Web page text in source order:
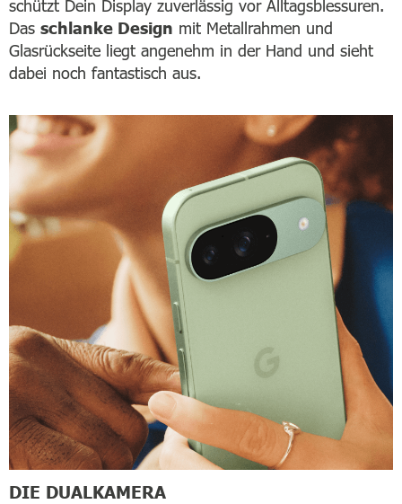
schützt Dein Display zuverlässig vor Alltagsblessuren.
Das schlanke Design mit Metallrahmen und
Glasrückseite liegt angenehm in der Hand und sieht
dabei noch fantastisch aus.
DIE DUALKAMERA